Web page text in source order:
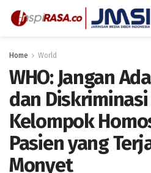
Home World
WHO: Jangan
dan Diskriminasi
Kelompok
Pasien yang
Monyet